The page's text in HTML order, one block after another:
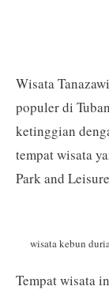
Wisata
populer di
ketinggian
tempat wisata
Park and
wisata kebun
Tempat wisata